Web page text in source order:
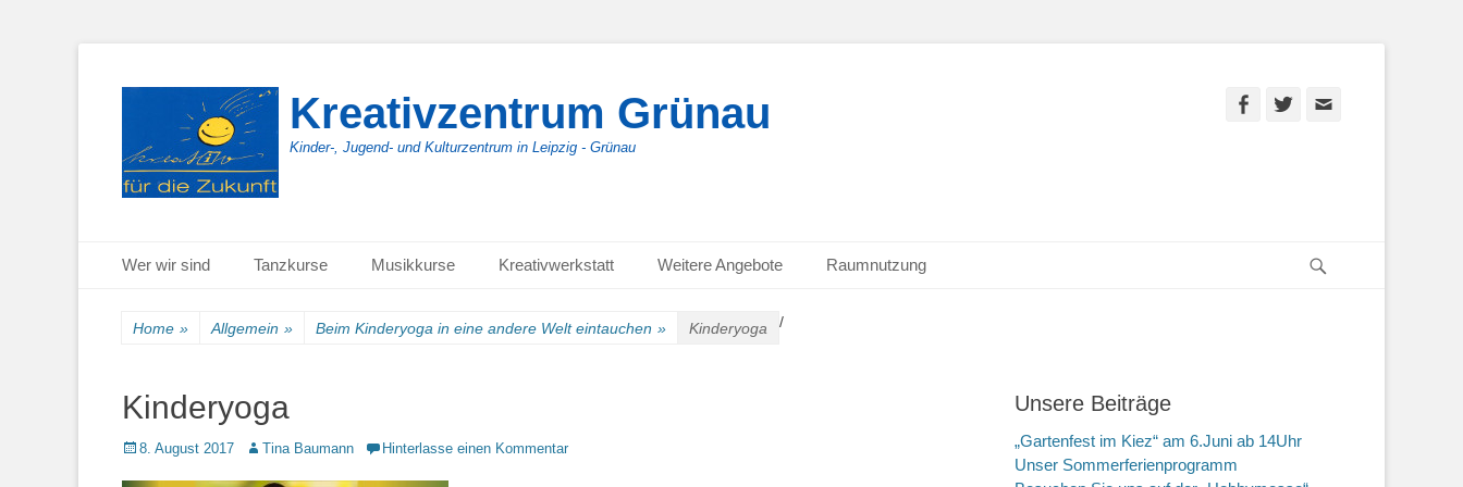
Kreativzentrum Grünau
Kinder-, Jugend- und Kulturzentrum in Leipzig - Grünau
Facebook
Twitter
Primäres Menü
Inhalt
Wer wir sind Tanzkurse Musikkurse Kreativwerkstatt Weitere Angebote Raumnutzung
Home » Allgemein » /
Beim Kinderyoga in eine andere Welt eintauchen » Kinderyoga
Kinderyoga
Posted
8. August 2017 AutorTina Baumann Hinterlasse einen Kommentar
Unsere Beiträge
„Gartenfest im Kiez“ am 6.Juni ab 14Uhr
Unser Sommerferienprogramm